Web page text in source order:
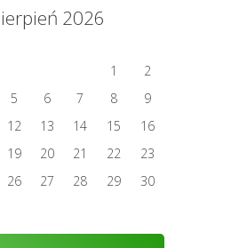
2026
1
2
5 6 7 8
9
12 13 14 15
16
19 20 21 22
23
26 27 28 29
30